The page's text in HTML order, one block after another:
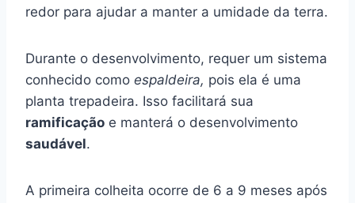
redor para ajudar a manter a umidade da terra.
Durante o desenvolvimento, requer um sistema
conhecido como espaldeira, pois ela é uma
planta trepadeira. Isso facilitará sua
ramificação e manterá o desenvolvimento
saudável.
A primeira colheita ocorre de 6 a 9 meses após